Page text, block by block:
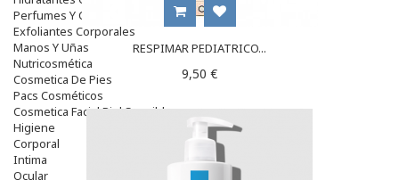
Perfumes Y Colonias
Exfoliantes Corporales
Manos Y Uñas
Nutricosmética
Cosmetica De Pies
Pacs Cosméticos
Cosmetica Facial Piel Sensible
Higiene
Corporal
Intima
Ocular
RESPIMAR PEDIATRICO...
9,50 €